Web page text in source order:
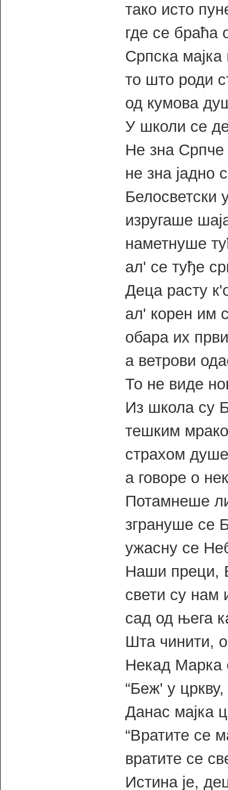
тако исто
где се браћа
Српска
то што роди
од кумова
У школи се
Не зна Српче
не зна јадно
Белосветски
изругаше
наметнуше
ал' се туђе
Деца расту
ал' корен им
обара их
а ветрови
То не виде
Из школа су
тешким
страхом
а говоре о
Потамнеше
згрануше се
ужасну се
Наши преци,
свети су нам
сад од њега
Шта чинити,
Некад Марка
“Беж' у
Данас мајка
“Вратите се
вратите се
Истина је,